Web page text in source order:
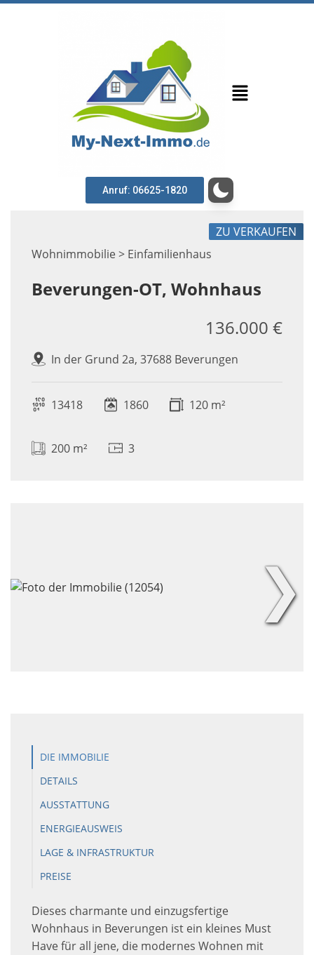
Anruf: 06625-1820
Wohnimmobilie > Einfamilienhaus
ZU VERKAUFEN
Beverungen-OT, Wohnhaus
In der Grund 2a, 37688 Beverungen
136.000 €
13418 1860 120 m²
200 m² 3
❯
DIE IMMOBILIE
DETAILS
AUSSTATTUNG
ENERGIEAUSWEIS
LAGE & INFRASTRUKTUR
PREISE
Dieses charmante und einzugsfertige
Wohnhaus in Beverungen ist ein kleines Must
Have für all jene, die modernes Wohnen mit